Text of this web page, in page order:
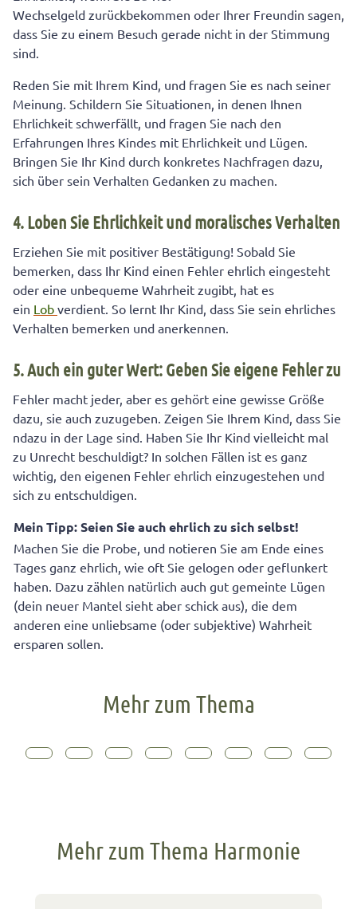
Wechselgeld zurückbekommen oder Ihrer Freundin sagen,
dass Sie zu einem Besuch gerade nicht in der Stimmung
sind.
Reden Sie mit Ihrem Kind, und fragen Sie es nach seiner
Meinung. Schildern Sie Situationen, in denen Ihnen
Ehrlichkeit schwerfällt, und fragen Sie nach den
Erfahrungen Ihres Kindes mit Ehrlichkeit und Lügen.
Bringen Sie Ihr Kind durch konkretes Nachfragen dazu,
sich über sein Verhalten Gedanken zu machen.
4. Loben Sie Ehrlichkeit und moralisches Verhalten
Erziehen Sie mit positiver Bestätigung! Sobald Sie
bemerken, dass Ihr Kind einen Fehler ehrlich eingesteht
oder eine unbequeme Wahrheit zugibt, hat es
ein Lob verdient. So lernt Ihr Kind, dass Sie sein ehrliches
Verhalten bemerken und anerkennen.
5. Auch ein guter Wert: Geben Sie eigene Fehler zu
Fehler macht jeder, aber es gehört eine gewisse Größe
dazu, sie auch zuzugeben. Zeigen Sie Ihrem Kind, dass Sie
ndazu in der Lage sind. Haben Sie Ihr Kind vielleicht mal
zu Unrecht beschuldigt? In solchen Fällen ist es ganz
wichtig, den eigenen Fehler ehrlich einzugestehen und
sich zu entschuldigen.
Mein Tipp: Seien Sie auch ehrlich zu sich selbst!
Machen Sie die Probe, und notieren Sie am Ende eines
Tages ganz ehrlich, wie oft Sie gelogen oder geflunkert
haben. Dazu zählen natürlich auch gut gemeinte Lügen
(dein neuer Mantel sieht aber schick aus), die dem
anderen eine unliebsame (oder subjektive) Wahrheit
ersparen sollen.
Mehr zum Thema
Mehr zum Thema Harmonie